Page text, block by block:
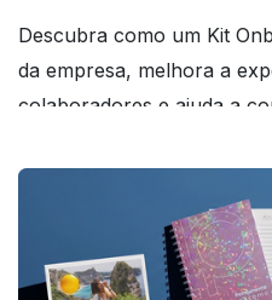
Descubra como um Kit
da empresa, melhora a
colaboradores e ajuda a